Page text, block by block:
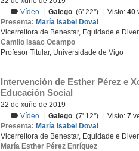
Vídeo
|Galego (6' 22'') | Visto:40
Presenta: María Isabel Doval
Vicerreitora de Benestar, Equidade e
Camilo Isaac Ocampo
Profesor Titular, Universidade de Vigo
Intervención de Esther Pérez e
Educación Social
22 de xuño de 2019
Vídeo
|Galego (7' 12'') | Visto:7
Presenta: María Isabel Doval
Vicerreitora de Benestar, Equidade e
María Esther Pérez Enríquez